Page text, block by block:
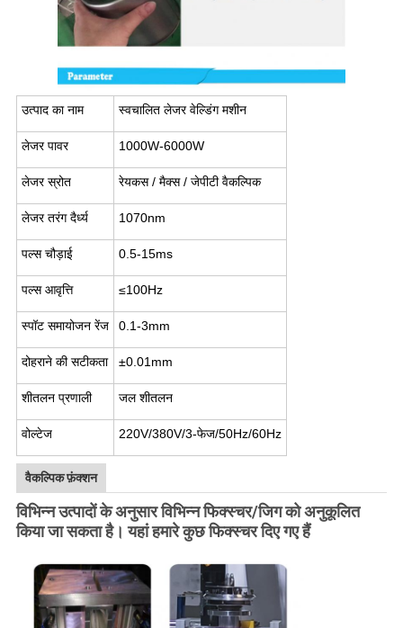
उत्पाद का नाम स्वचालित लेजर वेल्डिंग मशीन
लेजर पावर 1000W-6000W
लेजर स्रोत रेयकस / मैक्स / जेपीटी वैकल्पिक
लेजर तरंग दैर्ध्य 1070nm
पल्स चौड़ाई 0.5-15ms
पल्स आवृत्ति ≤100Hz
स्पॉट समायोजन रेंज 0.1-3mm
दोहराने की सटीकता ±0.01mm
शीतलन प्रणाली जल शीतलन
वोल्टेज 220V/380V/3-फेज/50Hz/60Hz
वैकल्पिक फ़ंक्शन
विभिन्न उत्पादों के अनुसार विभिन्न फिक्स्चर/जिग को अनुकूलित
किया जा सकता है। यहां हमारे कुछ फिक्स्चर दिए गए हैं